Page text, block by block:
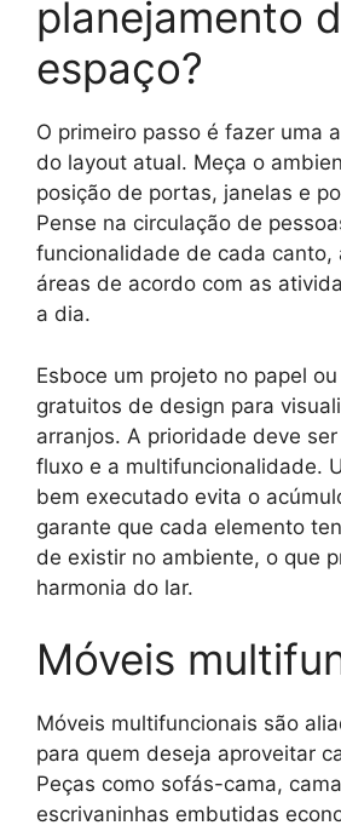
planejamento
espaço?
O primeiro passo é fazer uma
do layout atual. Meça o
posição de portas, janelas e
Pense na circulação de
funcionalidade de cada canto,
áreas de acordo com as
a dia.
Esboce um projeto no papel
gratuitos de design para
arranjos. A prioridade deve
fluxo e a multifuncionalidade.
bem executado evita o
garante que cada elemento
de existir no ambiente, o que
harmonia do lar.
Móveis
Móveis multifuncionais são
para quem deseja aproveitar
Peças como sofás-cama,
escrivaninhas embutidas